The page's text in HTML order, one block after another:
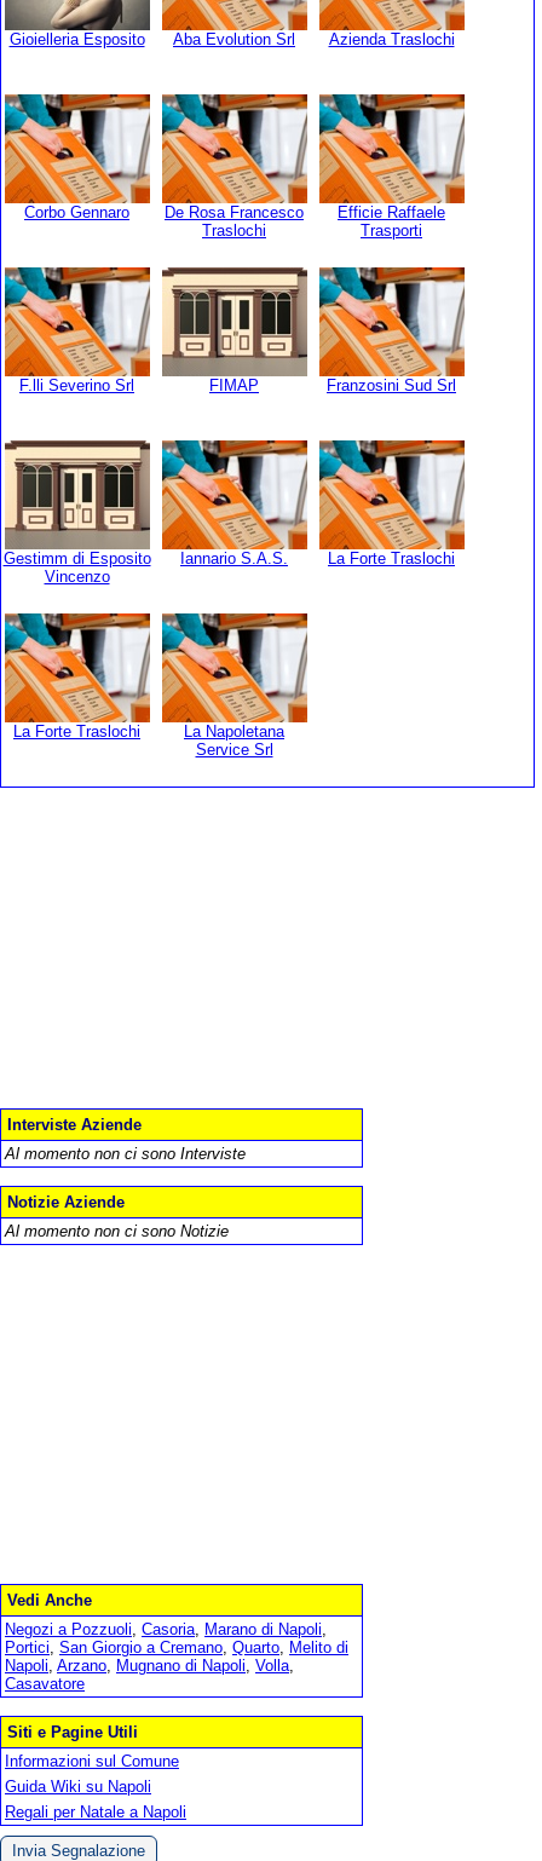
Gioielleria Esposito Aba Evolution Srl Azienda Traslochi
Corbo Gennaro
De Rosa Francesco
Traslochi
Efficie Raffaele
Trasporti
F.lli Severino Srl FIMAP Franzosini Sud Srl
Gestimm di Esposito
Vincenzo
Iannario S.A.S. La Forte Traslochi
La Forte Traslochi
La Napoletana
Service Srl
Interviste Aziende
Al momento non ci sono Interviste
Notizie Aziende
Al momento non ci sono Notizie
Vedi Anche
Negozi a Pozzuoli, Casoria, Marano di Napoli,
Portici, San Giorgio a Cremano, Quarto, Melito di
Napoli, Arzano, Mugnano di Napoli, Volla,
Casavatore
Siti e Pagine Utili
Informazioni sul Comune
Guida Wiki su Napoli
Regali per Natale a Napoli
Invia Segnalazione